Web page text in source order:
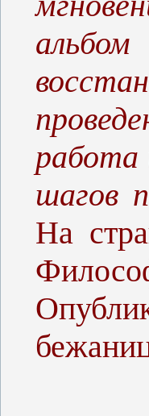
работа
шагов
На